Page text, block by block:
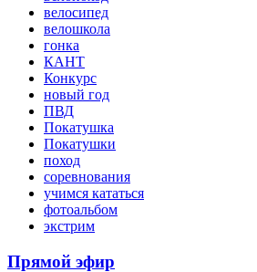
велосипед
велошкола
гонка
КАНТ
Конкурс
новый год
ПВД
Покатушка
Покатушки
поход
соревнования
учимся кататься
фотоальбом
экстрим
Прямой эфир